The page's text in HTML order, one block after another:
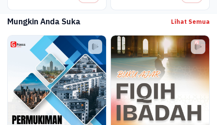
Mungkin Anda Suka Lihat Semua